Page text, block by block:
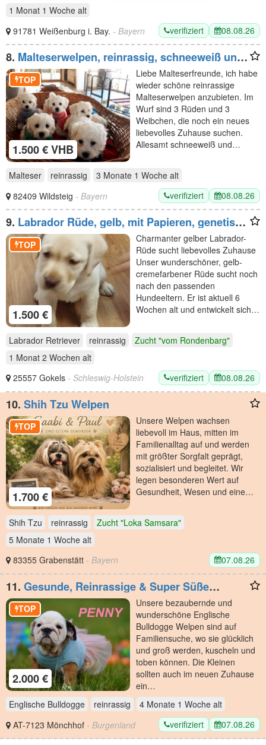
1 Monat 1 Woche alt
91781 Weißenburg i. Bay. - Bayern verifiziert 08.08.26
8. Malteserwelpen, reinrassig, schneeweiß und
zuckersüß
1.500 € VHB
TOP
Liebe Malteserfreunde, ich habe
wieder schöne reinrassige
Malteserwelpen anzubieten. Im
Wurf sind 3 Rüden und 3
Weibchen, die noch ein neues
liebevolles Zuhause suchen.
Allesamt schneeweiß und…
Malteser reinrassig 3 Monate 1 Woche alt
82409 Wildsteig - Bayern verifiziert 08.08.26
9. Labrador Rüde, gelb, mit Papieren, genetisch
getestet
1.500 €
TOP
Charmanter gelber Labrador-
Rüde sucht liebevolles Zuhause
Unser wunderschöner, gelb-
cremefarbener Rüde sucht noch
nach den passenden
Hundeeltern. Er ist aktuell 6
Wochen alt und entwickelt sich…
Labrador Retriever reinrassig
Zucht "vom Rondenbarg"
1 Monat 2 Wochen alt
25557 Gokels - Schleswig-Holstein verifiziert 08.08.26
10. Shih Tzu Welpen
1.700 €
TOP
Unsere Welpen wachsen
liebevoll im Haus, mitten im
Familienalltag auf und werden
mit größter Sorgfalt geprägt,
sozialisiert und begleitet. Wir
legen besonderen Wert auf
Gesundheit, Wesen und eine…
Shih Tzu reinrassig
Zucht "Loka Samsara"
5 Monate 1 Woche alt
83355 Grabenstätt - Bayern 07.08.26
11. Gesunde, Reinrassige & Super Süße
Englische Bulldogge Welpen
2.000 €
TOP
Unsere bezaubernde und
wunderschöne Englische
Bulldogge Welpen sind auf
Familiensuche, wo sie glücklich
und groß werden, kuscheln und
toben können. Die Kleinen
sollten auch im neuen Zuhause
ein…
Englische Bulldogge
reinrassig 4 Monate 1 Woche alt
AT-7123 Mönchhof - Burgenland verifiziert 07.08.26